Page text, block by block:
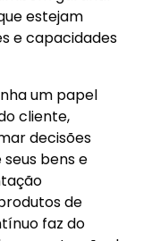
estejam
e capacidades
um papel
cliente,
decisões
bens e
de
faz do